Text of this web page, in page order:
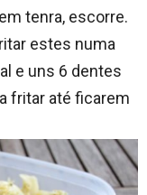
tenra, escorre.
estes numa
e uns 6 dentes
fritar até ficarem